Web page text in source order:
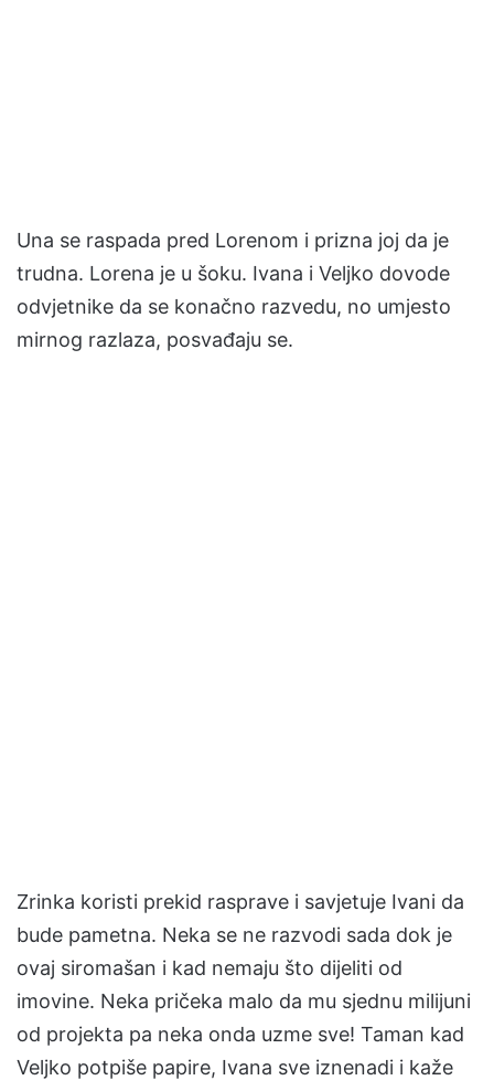
Una se raspada pred Lorenom i prizna joj da je
trudna. Lorena je u šoku. Ivana i Veljko dovode
odvjetnike da se konačno razvedu, no umjesto
mirnog razlaza, posvađaju se.
Zrinka koristi prekid rasprave i savjetuje Ivani da
bude pametna. Neka se ne razvodi sada dok je
ovaj siromašan i kad nemaju što dijeliti od
imovine. Neka pričeka malo da mu sjednu milijuni
od projekta pa neka onda uzme sve! Taman kad
Veljko potpiše papire, Ivana sve iznenadi i kaže